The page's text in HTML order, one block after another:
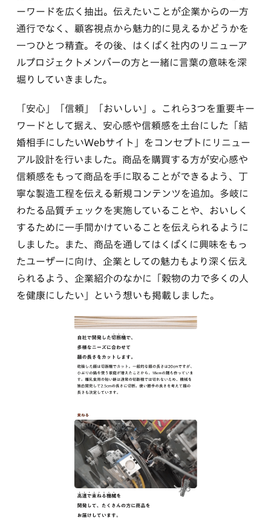
ーワードを広く抽出。伝えたいことが企業からの一方
通行でなく、顧客視点から魅力的に見えるかどうかを
一つひとつ精査。その後、はくばく社内のリニューア
ルプロジェクトメンバーの方と一緒に言葉の意味を深
堀りしていきました。
「安心」「信頼」「おいしい」。これら3つを重要キー
ワードとして据え、安心感や信頼感を土台にした「結
婚相手にしたいWebサイト」をコンセプトにリニュー
アル設計を行いました。商品を購買する方が安心感や
信頼感をもって商品を手に取ることができるよう、丁
寧な製造工程を伝える新規コンテンツを追加。多岐に
わたる品質チェックを実施していることや、おいしく
するために一手間かけていることを伝えられるように
しました。また、商品を通してはくばくに興味をもっ
たユーザーに向け、企業としての魅力もより深く伝え
られるよう、企業紹介のなかに「穀物の力で多くの人
を健康にしたい」という想いも掲載しました。